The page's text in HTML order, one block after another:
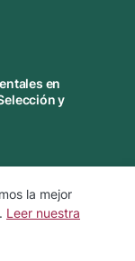
en
y
de Cookies
la mejor
Leer nuestra